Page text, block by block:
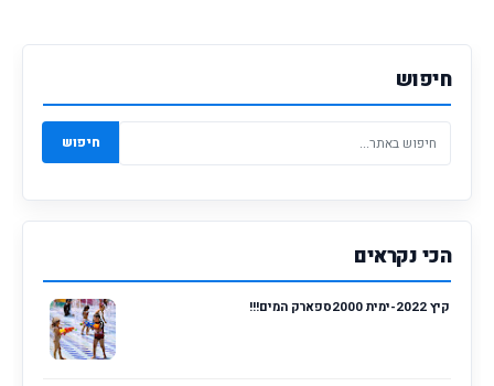
חיפוש
חיפוש
הכי נקראים
קיץ 2022-ימית 2000ספארק המים!!!